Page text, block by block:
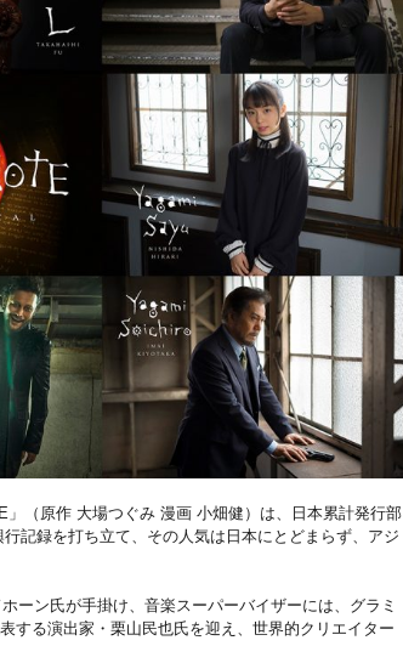
（原作 大場つぐみ 漫画 小畑健）は、日本累計発行部
記録を打ち立て、その人気は日本にとどまらず、アジ
ーン氏が手掛け、音楽スーパーバイザーには、グラミ
する演出家・栗山民也氏を迎え、世界的クリエイター